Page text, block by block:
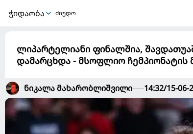
ᲭᲘᲓᲐᲝᲑᲐ ძიუდო
ლიპარტელიანი ფინალშია,
დამარცხდა - მსოფლიო ჩემპიონატის
ნიკალა მახარობლიშვილი 14:32/15-06-